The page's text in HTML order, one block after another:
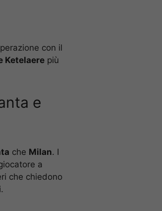
con il
Ketelaere più
e
che Milan. I
a
che chiedono